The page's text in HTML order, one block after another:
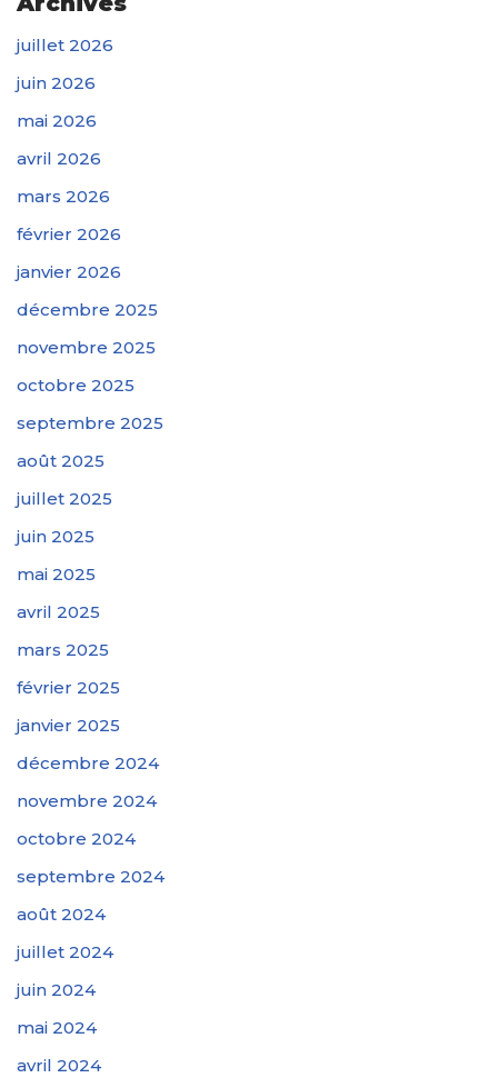
juillet 2026
juin 2026
mai 2026
avril 2026
mars 2026
février 2026
janvier 2026
décembre 2025
novembre 2025
octobre 2025
septembre 2025
août 2025
juillet 2025
juin 2025
mai 2025
avril 2025
mars 2025
février 2025
janvier 2025
décembre 2024
novembre 2024
octobre 2024
septembre 2024
août 2024
juillet 2024
juin 2024
mai 2024
avril 2024